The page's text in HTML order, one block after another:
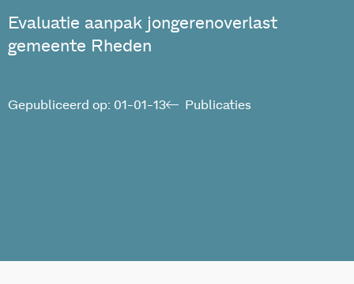
Evaluatie aanpak jongerenoverlast
gemeente Rheden
Publicaties
Gepubliceerd op: 01-01-13